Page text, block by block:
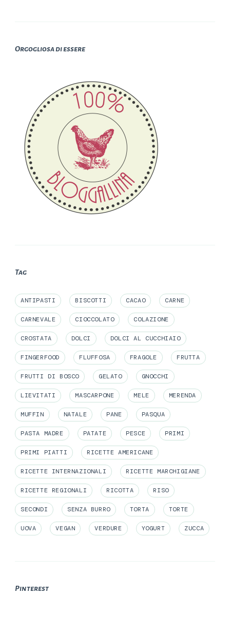
Orgogliosa di essere
Tag
ANTIPASTI BISCOTTI CACAO CARNE
CARNEVALE CIOCCOLATO COLAZIONE
CROSTATA DOLCI DOLCI AL CUCCHIAIO
FINGERFOOD FLUFFOSA FRAGOLE FRUTTA
FRUTTI DI BOSCO GELATO GNOCCHI
LIEVITATI MASCARPONE MELE MERENDA
MUFFIN NATALE PANE PASQUA
PASTA MADRE PATATE PESCE PRIMI
PRIMI PIATTI RICETTE AMERICANE
RICETTE INTERNAZIONALI RICETTE MARCHIGIANE
RICETTE REGIONALI RICOTTA RISO
SECONDI SENZA BURRO TORTA TORTE
UOVA VEGAN VERDURE YOGURT ZUCCA
Pinterest